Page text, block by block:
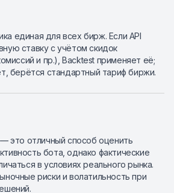
единая для всех бирж. Если API
ставку с учётом скидок
и пр.), Backtest применяет её;
берётся стандартный тариф биржи.
это отличный способ оценить
бота, однако фактические
в условиях реального рынка.
риски и волатильность при